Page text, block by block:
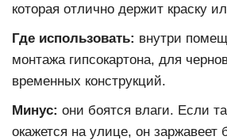
которая отлично держит краску
Где использовать: внутри
монтажа гипсокартона, для
временных конструкций.
Минус: они боятся влаги. Если
окажется на улице, он заржавеет